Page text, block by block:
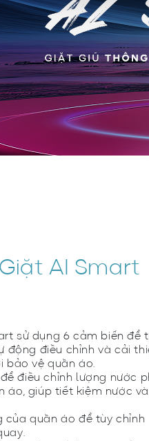
AI Smart
sử dụng 6 cảm biến để
động điều chỉnh và cải
bảo vệ quần áo.
điều chỉnh lượng nước
áo, giúp tiết kiệm nước và
của quần áo để tùy chỉnh